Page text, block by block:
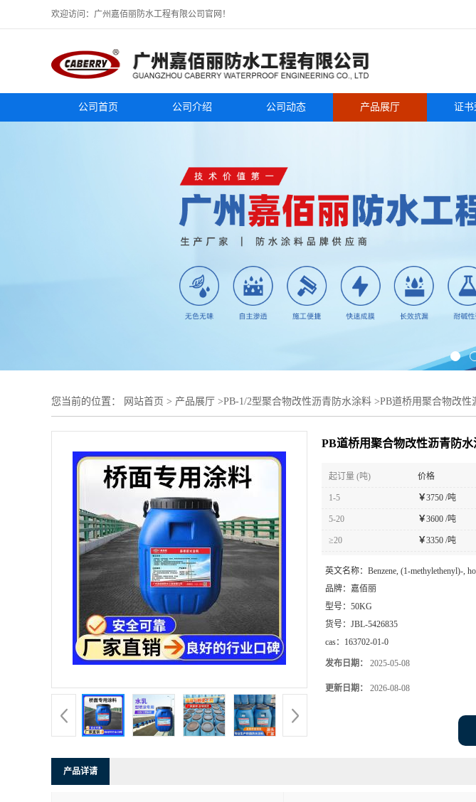
欢迎访问：广州嘉佰丽防水工程有限公司官网！
公司首页 公司介绍 公司动态 产品展厅 证书
您当前的位置： 网站首页 > 产品展厅 >PB-1/2型聚合物改性沥青防水涂料 >PB道桥用聚合物改
PB道桥用聚合物改性沥青防
起订量 (吨) 价格
1-5 ￥3750 /吨
5-20 ￥3600 /吨
≥20 ￥3350 /吨
英文名称： Benzene, (1-methylethenyl)-,
品牌： 嘉佰丽
型号： 50KG
货号： JBL-5426835
cas： 163702-01-0
发布日期： 2025-05-08
更新日期： 2026-08-08
产品详请